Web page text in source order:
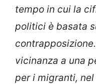
tempo in cui la
politici è basata
vicinanza a una
per i migranti,